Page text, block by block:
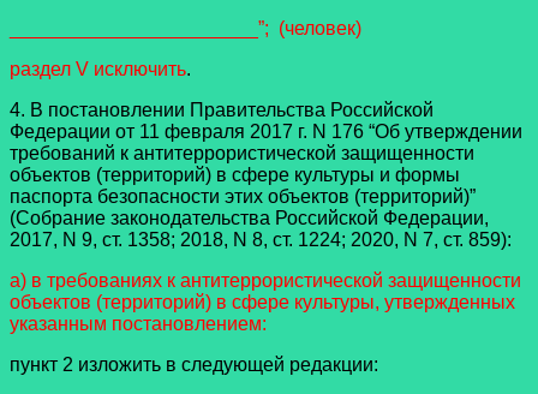
_______________________”; (человек)
раздел V исключить.
4. В постановлении Правительства Российской
Федерации от 11 февраля 2017 г. N 176 “Об утверждении
требований к антитеррористической защищенности
объектов (территорий) в сфере культуры и формы
паспорта безопасности этих объектов (территорий)”
(Собрание законодательства Российской Федерации,
2017, N 9, ст. 1358; 2018, N 8, ст. 1224; 2020, N 7, ст. 859):
а) в требованиях к антитеррористической защищенности
объектов (территорий) в сфере культуры, утвержденных
указанным постановлением:
пункт 2 изложить в следующей редакции: